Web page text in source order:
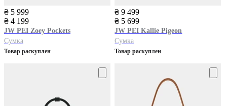
₴ 5 999
₴ 4 199
JW PEI Zoey Pockets
Сумка
Товар раскуплен
₴ 9 499
₴ 5 699
JW PEI Kallie Pigeon
Сумка
Товар раскуплен